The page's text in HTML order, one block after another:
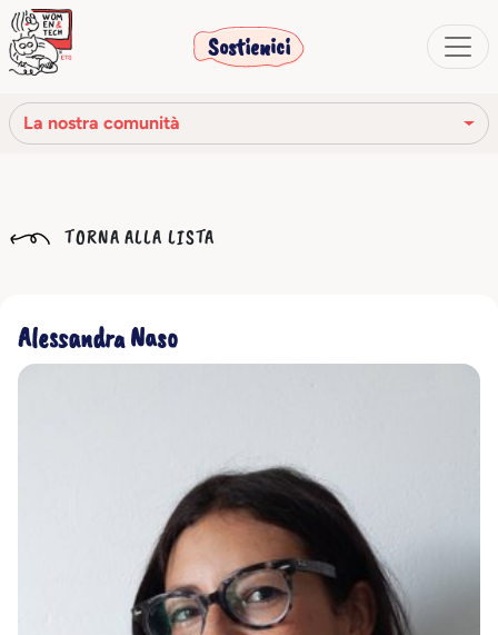
Sostienici
La nostra comunità
La nostra storia
La nostra comunità
TORNA ALLA LISTA
Alessandra Naso